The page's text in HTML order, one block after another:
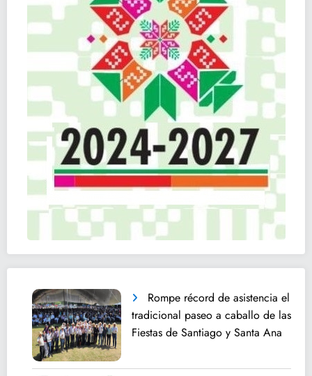
Rompe récord de asistencia el
tradicional paseo a caballo de las
Fiestas de Santiago y Santa Ana